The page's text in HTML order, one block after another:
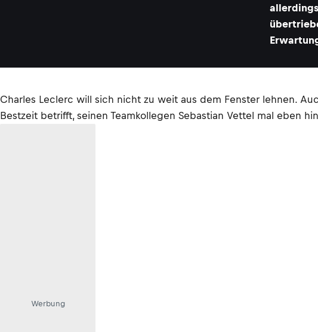
Charles Leclerc will sich nicht zu weit aus dem Fenster lehnen.
Bestzeit betrifft, seinen Teamkollegen Sebastian Vettel mal eben
Werbung